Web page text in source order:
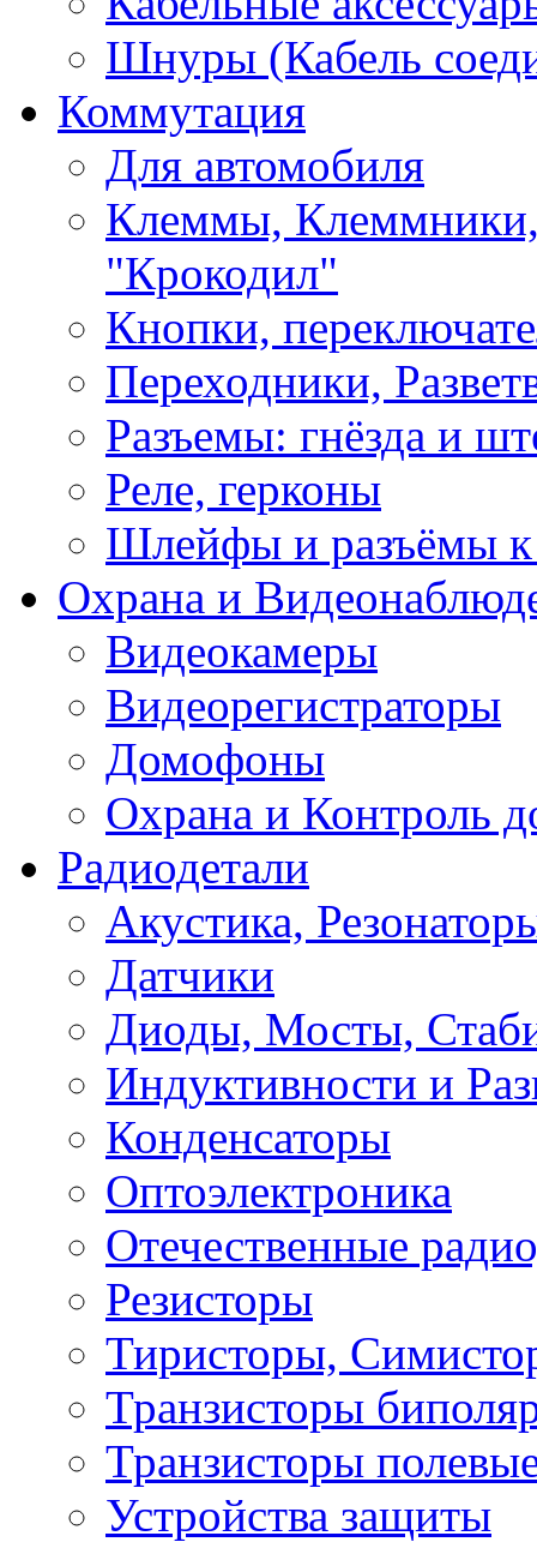
Шнуры (Кабель
Коммутация
Для автомобиля
Клеммы,
"Крокодил"
Кнопки,
Переходники,
Разъемы: гнёзда и
Реле, герконы
Шлейфы и разъёмы
Охрана и
Видеокамеры
Видеорегистраторы
Домофоны
Охрана и Контроль
Радиодетали
Акустика,
Датчики
Диоды, Мосты,
Индуктивности и
Конденсаторы
Оптоэлектроника
Отечественные
Резисторы
Тиристоры,
Транзисторы
Транзисторы
Устройства защиты